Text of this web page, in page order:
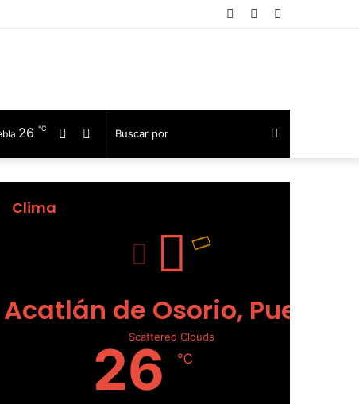
Telegram
Facebook
Buscar
por
Telegram
Facebook
26 ℃
Clima
Acatlán de Osorio, Puebla
Scattered Clouds
26 ℃